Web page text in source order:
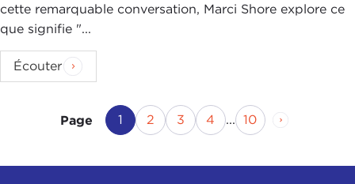
cette remarquable conversation, Marci Shore explore ce
que signifie "...
Écouter
Page Page
Page actuelle
1 Page
2 Page
3 Page
4 ... Page
10